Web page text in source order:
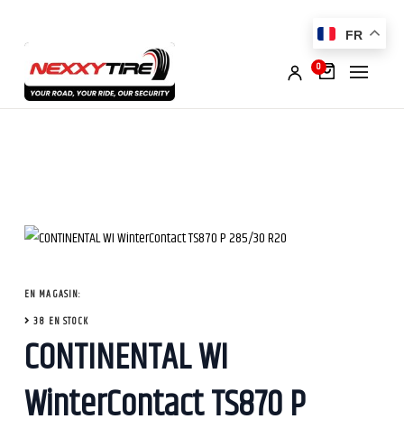
0
EN MAGASIN:
38 EN STOCK
CONTINENTAL WI
WinterContact TS870 P
FR